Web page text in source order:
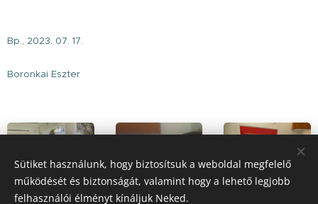
Bp., 2023. 07. 17.
Boronkai Eszter
Sütiket használunk, hogy biztosítsuk a weboldal megfelelő
működését és biztonságát, valamint hogy a lehető legjobb
felhasználói élményt kínáljuk Neked.